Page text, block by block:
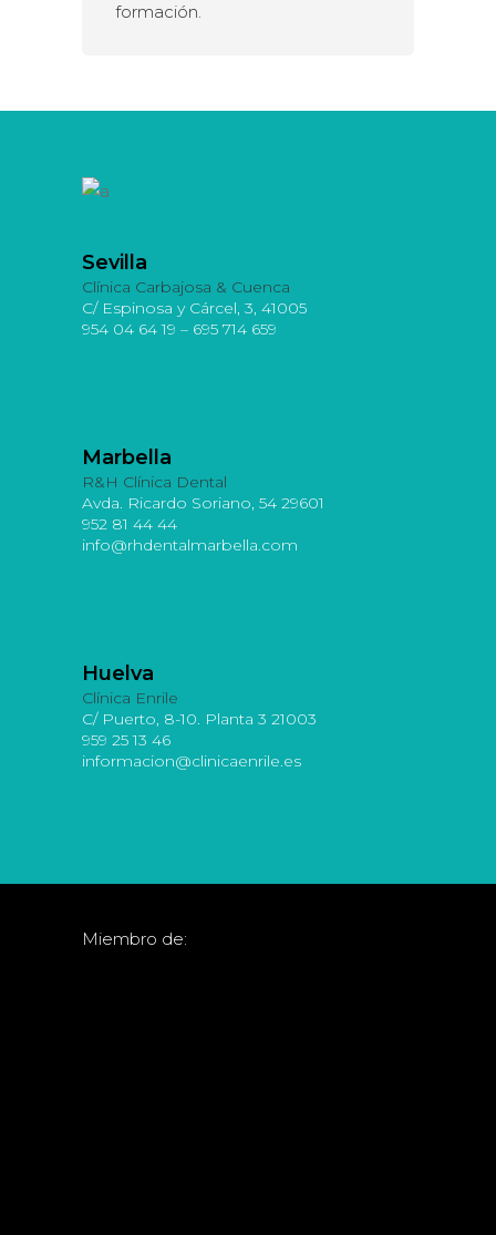
formación.
Sevilla
Clínica Carbajosa & Cuenca
C/ Espinosa y Cárcel, 3, 41005
954 04 64 19 – 695 714 659
Marbella
R&H Clínica Dental
Avda. Ricardo Soriano, 54 29601
952 81 44 44
info@rhdentalmarbella.com
Huelva
Clínica Enrile
C/ Puerto, 8-10. Planta 3 21003
959 25 13 46
informacion@clinicaenrile.es
Miembro de: